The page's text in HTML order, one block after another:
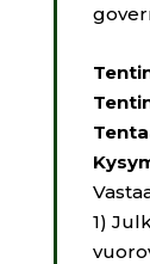
1)